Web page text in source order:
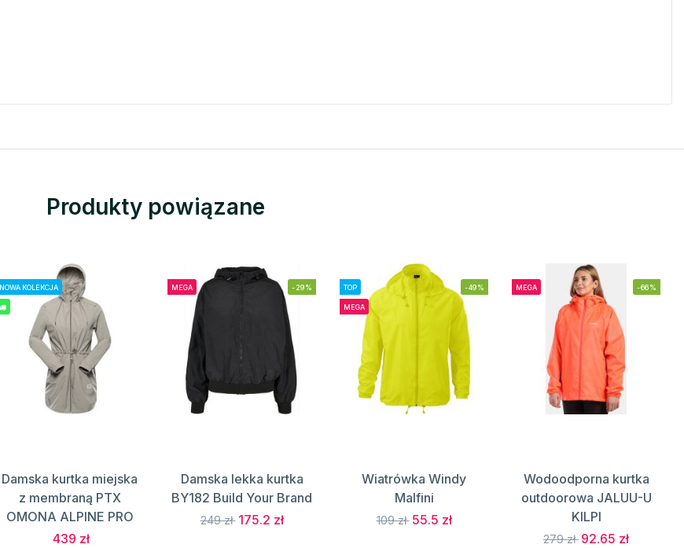
Produkty powiązane
NOWA KOLEKCJA
Damska kurtka miejska
z membraną PTX
OMONA ALPINE PRO
439 zł
MEGA -29%
Damska lekka kurtka
BY182 Build Your Brand
249 zł 175.2 zł
TOP
MEGA
-49%
Wiatrówka Windy
Malfini
109 zł 55.5 zł
MEGA -66%
Wodoodporna kurtka
outdoorowa JALUU-U
KILPI
279 zł 92.65 zł